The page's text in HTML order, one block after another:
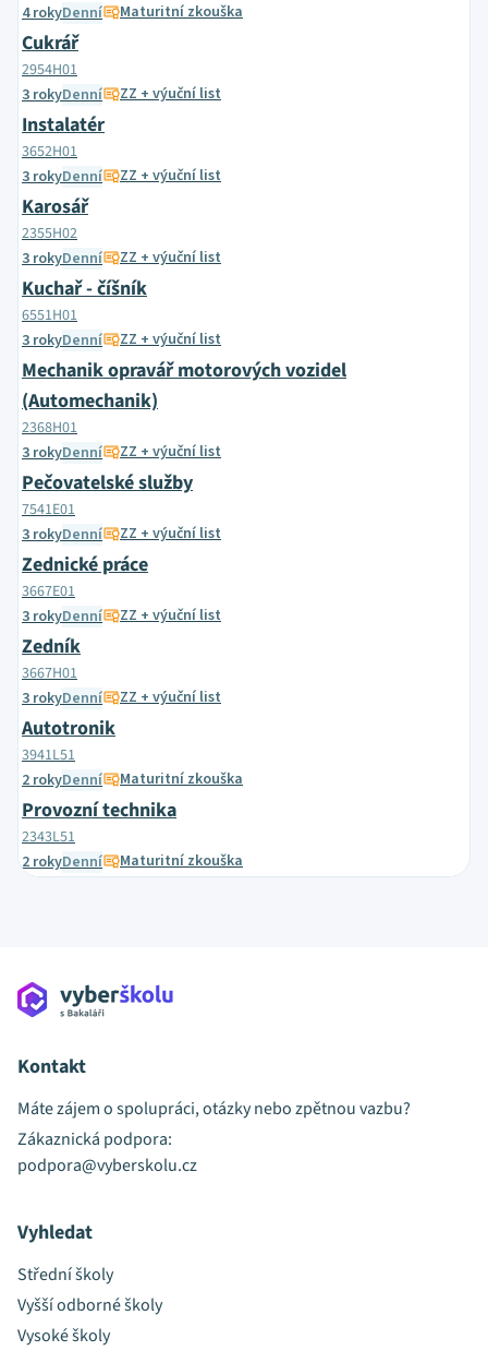
4 rokyDenní Maturitní zkouška
Cukrář
2954H01
3 rokyDenní ZZ + výuční list
Instalatér
3652H01
3 rokyDenní ZZ + výuční list
Karosář
2355H02
3 rokyDenní ZZ + výuční list
Kuchař - číšník
6551H01
3 rokyDenní ZZ + výuční list
Mechanik opravář motorových vozidel
(Automechanik)
2368H01
3 rokyDenní ZZ + výuční list
Pečovatelské služby
7541E01
3 rokyDenní ZZ + výuční list
Zednické práce
3667E01
3 rokyDenní ZZ + výuční list
Zedník
3667H01
3 rokyDenní ZZ + výuční list
Autotronik
3941L51
2 rokyDenní Maturitní zkouška
Provozní technika
2343L51
2 rokyDenní Maturitní zkouška
Kontakt
Máte zájem o spolupráci, otázky nebo zpětnou vazbu?
Zákaznická podpora:
podpora@vyberskolu.cz
Vyhledat
Střední školy
Vyšší odborné školy
Vysoké školy